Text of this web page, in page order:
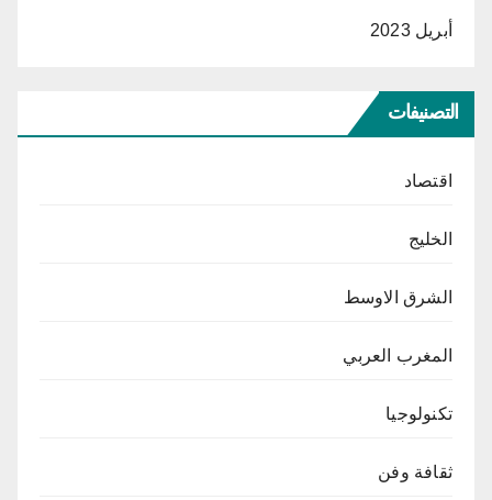
أبريل 2023
التصنيفات
اقتصاد
الخليج
الشرق الاوسط
المغرب العربي
تكنولوجيا
ثقافة وفن